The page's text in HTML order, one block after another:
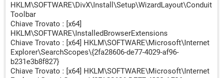
HKLM\SOFTWARE\DivX\Install\Setup\WizardLayout\Conduit
Toolbar
Chiave Trovato : [x64]
HKLM\SOFTWARE\InstalledBrowserExtensions
Chiave Trovato : [x64] HKLM\SOFTWARE\Microsoft\Internet
Explorer\SearchScopes\{2fa28606-de77-4029-af96-
b231e3b8f827}
Chiave Trovato : [x64] HKLM\SOFTWARE\Microsoft\Internet